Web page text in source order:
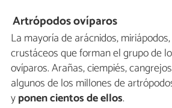
Artrópodos ovíparos
La mayoría de arácnidos,
crustáceos que forman el grupo de
ovíparos. Arañas, ciempiés,
algunos de los millones de
yponen cientos de ellos.